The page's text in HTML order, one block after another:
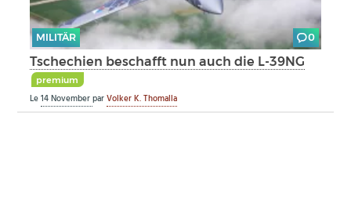
MILITÄR 0
Tschechien beschafft nun auch die L-39NG
premium
Le14 NovemberparVolker K. Thomalla